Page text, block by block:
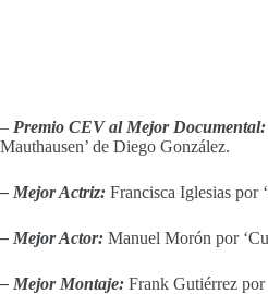
– Premio CEV al Mejor Documental:
Mauthausen’ de Diego González.
– Mejor Actriz: Francisca Iglesias por
– Mejor Actor: Manuel Morón por
– Mejor Montaje: Frank Gutiérrez por